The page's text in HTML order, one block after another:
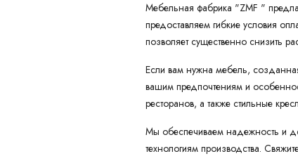
Мебельная фабрика "ZMF "
предоставляем гибкие условия
позволяет существенно снизить
Если вам нужна мебель,
вашим предпочтениям и
ресторанов, а также стильные
Мы обеспечиваем надежность и
технологиям производства.